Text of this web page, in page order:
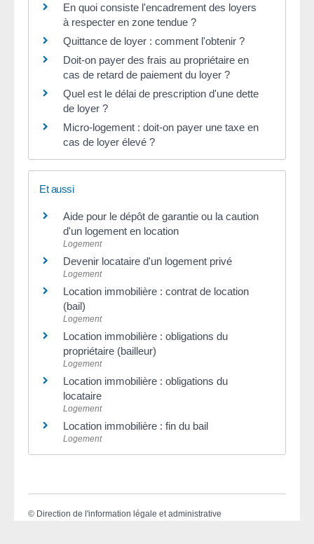
En quoi consiste l'encadrement des loyers
à respecter en zone tendue ?
Quittance de loyer : comment l'obtenir ?
Doit-on payer des frais au propriétaire en
cas de retard de paiement du loyer ?
Quel est le délai de prescription d'une dette
de loyer ?
Micro-logement : doit-on payer une taxe en
cas de loyer élevé ?
Et aussi
Aide pour le dépôt de garantie ou la caution
d'un logement en location
Logement
Devenir locataire d'un logement privé
Logement
Location immobilière : contrat de location
(bail)
Logement
Location immobilière : obligations du
propriétaire (bailleur)
Logement
Location immobilière : obligations du
locataire
Logement
Location immobilière : fin du bail
Logement
© Direction de l'information légale et administrative